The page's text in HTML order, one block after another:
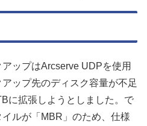
ップはArcserve UDPを使用
ップ先のディスク容量が不足
に拡張しようとしました。で
ルが「MBR」のため、仕様